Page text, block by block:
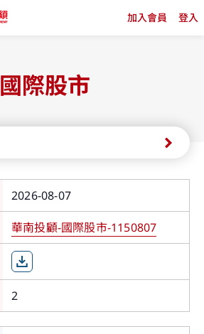
加入會員 登入
國際股市
2026-08-07
華南投顧-國際股市-1150807
2